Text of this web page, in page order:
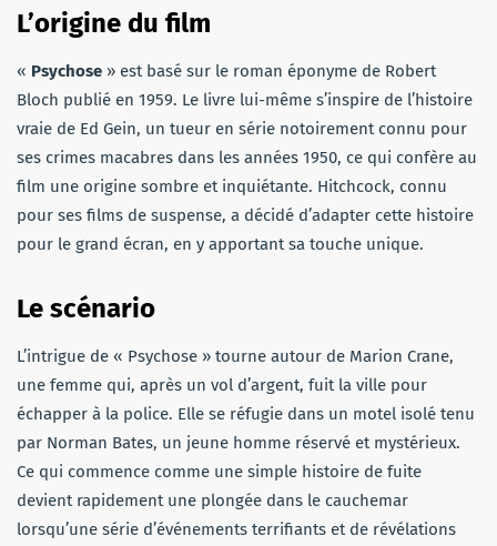
L’origine du film
« Psychose » est basé sur le roman éponyme de Robert
Bloch publié en 1959. Le livre lui-même s’inspire de l’histoire
vraie de Ed Gein, un tueur en série notoirement connu pour
ses crimes macabres dans les années 1950, ce qui confère au
film une origine sombre et inquiétante. Hitchcock, connu
pour ses films de suspense, a décidé d’adapter cette histoire
pour le grand écran, en y apportant sa touche unique.
Le scénario
L’intrigue de « Psychose » tourne autour de Marion Crane,
une femme qui, après un vol d’argent, fuit la ville pour
échapper à la police. Elle se réfugie dans un motel isolé tenu
par Norman Bates, un jeune homme réservé et mystérieux.
Ce qui commence comme une simple histoire de fuite
devient rapidement une plongée dans le cauchemar
lorsqu’une série d’événements terrifiants et de révélations